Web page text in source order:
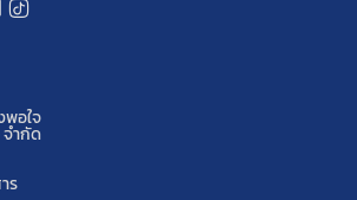
อใจ
ำกัด
ร